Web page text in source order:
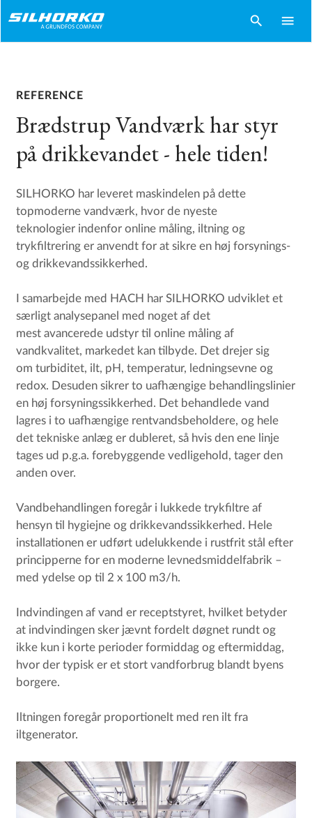
search menu
REFERENCE
Brædstrup Vandværk har styr
på drikkevandet - hele tiden!
SILHORKO har leveret maskindelen på dette
topmoderne vandværk, hvor de nyeste
teknologier indenfor online måling, iltning og
trykfiltrering er anvendt for at sikre en høj forsynings-
og drikkevandssikkerhed.
I samarbejde med HACH har SILHORKO udviklet et
særligt analysepanel med noget af det
mest avancerede udstyr til online måling af
vandkvalitet, markedet kan tilbyde. Det drejer sig
om turbiditet, ilt, pH, temperatur, ledningsevne og
redox. Desuden sikrer to uafhængige behandlingslinier
en høj forsyningssikkerhed. Det behandlede vand
lagres i to uafhængige rentvandsbeholdere, og hele
det tekniske anlæg er dubleret, så hvis den ene linje
tages ud p.g.a. forebyggende vedligehold, tager den
anden over.
Vandbehandlingen foregår i lukkede trykfiltre af
hensyn til hygiejne og drikkevandssikkerhed. Hele
installationen er udført udelukkende i rustfrit stål efter
principperne for en moderne levnedsmiddelfabrik –
med ydelse op til 2 x 100 m3/h.
Indvindingen af vand er receptstyret, hvilket betyder
at indvindingen sker jævnt fordelt døgnet rundt og
ikke kun i korte perioder formiddag og eftermiddag,
hvor der typisk er et stort vandforbrug blandt byens
borgere.
Iltningen foregår proportionelt med ren ilt fra
iltgenerator.